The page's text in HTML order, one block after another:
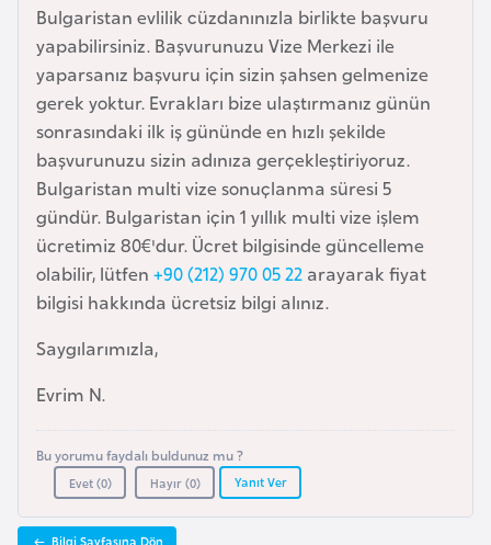
Bulgaristan evlilik cüzdanınızla birlikte başvuru
yapabilirsiniz. Başvurunuzu Vize Merkezi ile
yaparsanız başvuru için sizin şahsen gelmenize
gerek yoktur. Evrakları bize ulaştırmanız günün
sonrasındaki ilk iş gününde en hızlı şekilde
başvurunuzu sizin adınıza gerçekleştiriyoruz.
Bulgaristan multi vize sonuçlanma süresi 5
gündür. Bulgaristan için 1 yıllık multi vize işlem
ücretimiz 80€'dur. Ücret bilgisinde güncelleme
olabilir, lütfen +90 (212) 970 05 22 arayarak fiyat
bilgisi hakkında ücretsiz bilgi alınız.
Saygılarımızla,
Evrim N.
Bu yorumu faydalı buldunuz mu ?
Evet (0) Hayır (0) Yanıt Ver
Bilgi Sayfasına Dön
h
r
e
y
n
B
a
n
g
l
a
d
e
e